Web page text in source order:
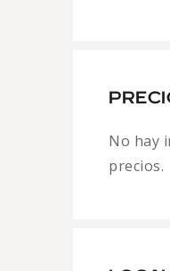
No hay
precios.